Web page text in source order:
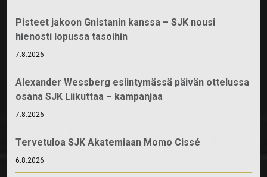
Pisteet jakoon Gnistanin kanssa – SJK nousi
hienosti lopussa tasoihin
7.8.2026
Alexander Wessberg esiintymässä päivän ottelussa
osana SJK Liikuttaa – kampanjaa
7.8.2026
Tervetuloa SJK Akatemiaan Momo Cissé
6.8.2026